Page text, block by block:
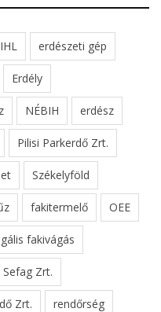
erdészeti gép
Erdély
NÉBIH erdész
Pilisi Parkerdő Zrt.
Székelyföld
fakitermelő OEE
fakivágás
Sefag Zrt.
Zrt. rendőrség